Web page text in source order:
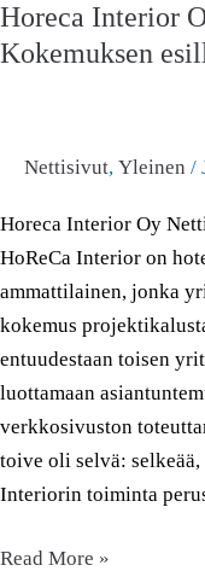
Horeca Interior
Kokemuksen
Nettisivut, Yleinen /
Horeca Interior Oy
HoReCa Interior on
ammattilainen, jonka
kokemus
entuudestaan toisen
luottamaan
verkkosivuston
toive oli selvä: selkeää,
Interiorin toiminta
–
Nettisivut
Read More »